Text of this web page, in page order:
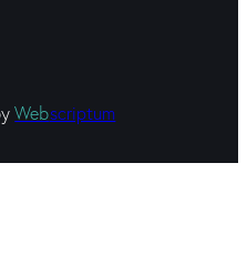
Webscriptum